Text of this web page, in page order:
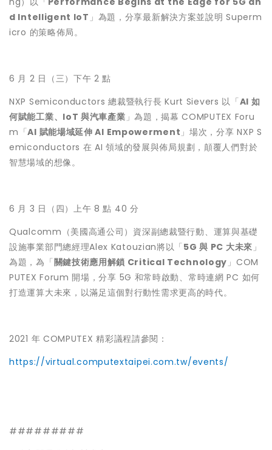
d Intelligent IoT 」為題，分享最新解決方案並說明 Superm
icro 的策略佈局。
6 月 2 日（三）下午 2 點
NXP Semiconductors 總裁暨執行長 Kurt Sievers 以「AI 如
何賦能工業、IoT 與汽車產業」為題，揭幕 COMPUTEX Foru
m「AI 賦能場域延伸 AI Empowerment」場次，分享 NXP S
emiconductors 在 AI 領域的發展與佈局規劃，顛覆人們對於
智慧場域的想像。
6 月 3 日（四）上午 8 點 40 分
Qualcomm（美國高通公司）資深副總裁暨行動、運算與基礎
設施事業部門總經理Alex Katouzian將以「5G 與 PC 大未來」
為題，為「關鍵技術應用解鎖 Critical Technology」COM
PUTEX Forum 開場，分享 5G 和常時啟動、常時連網 PC 如何
打造運算大未來，以滿足這個對行動性需求更高的時代。
2021 年 COMPUTEX 精彩議程請參閱：
https://virtual.computextaipei.com.tw/events/
#########